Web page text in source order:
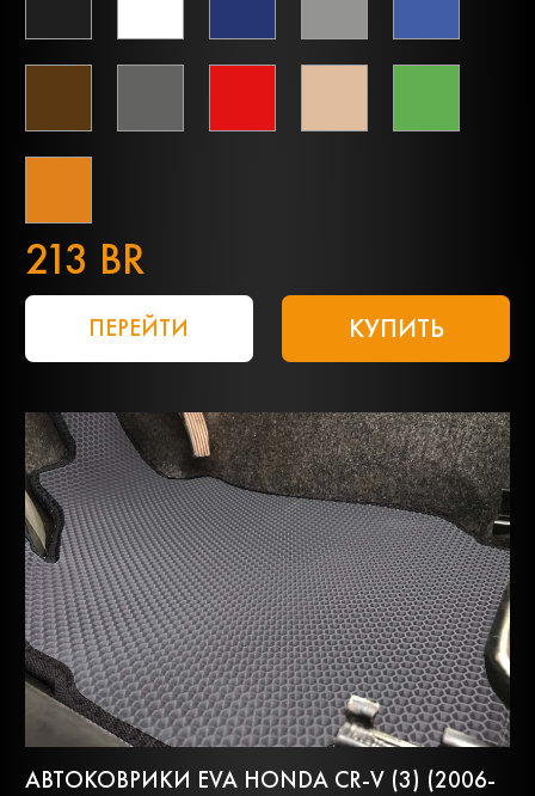
213 BR
ПЕРЕЙТИ КУПИТЬ
АВТОКОВРИКИ EVA HONDA CR-V (3) (2006-